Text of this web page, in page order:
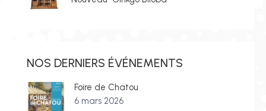
NOS DERNIERS ÉVÉNEMENTS
Foire de Chatou
6 mars 2026